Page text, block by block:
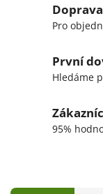
Pro
První
Hledáme
95%